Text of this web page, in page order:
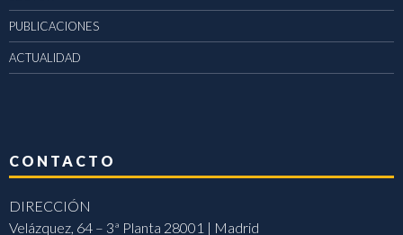
PUBLICACIONES
ACTUALIDAD
CONTACTO
DIRECCIÓN
Velázquez, 64 – 3ª Planta 28001 | Madrid